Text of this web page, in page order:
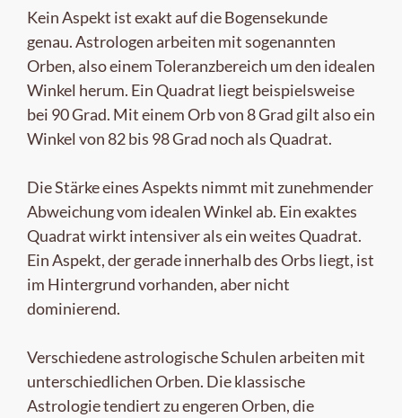
Kein Aspekt ist exakt auf die Bogensekunde
genau. Astrologen arbeiten mit sogenannten
Orben, also einem Toleranzbereich um den idealen
Winkel herum. Ein Quadrat liegt beispielsweise
bei 90 Grad. Mit einem Orb von 8 Grad gilt also ein
Winkel von 82 bis 98 Grad noch als Quadrat.
Die Stärke eines Aspekts nimmt mit zunehmender
Abweichung vom idealen Winkel ab. Ein exaktes
Quadrat wirkt intensiver als ein weites Quadrat.
Ein Aspekt, der gerade innerhalb des Orbs liegt, ist
im Hintergrund vorhanden, aber nicht
dominierend.
Verschiedene astrologische Schulen arbeiten mit
unterschiedlichen Orben. Die klassische
Astrologie tendiert zu engeren Orben, die